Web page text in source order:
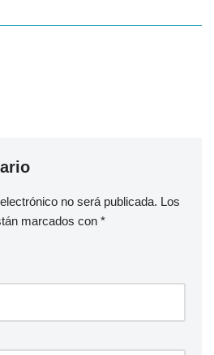
no será publicada. Los
marcados con *